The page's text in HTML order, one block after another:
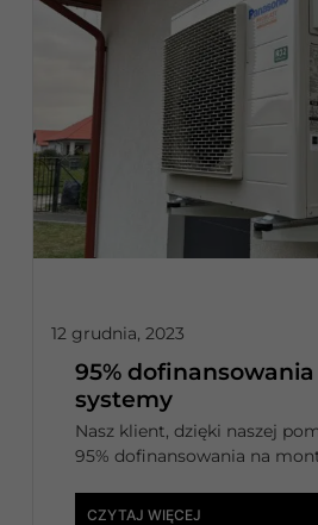
95% dofinansowania
systemy
Nasz klient, dzięki naszej
95% dofinansowania na
CZYTAJ WIĘCEJ
12 grudnia, 2023